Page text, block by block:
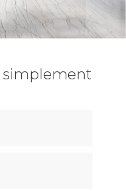
simplement